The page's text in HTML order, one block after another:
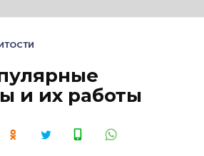
и их работы